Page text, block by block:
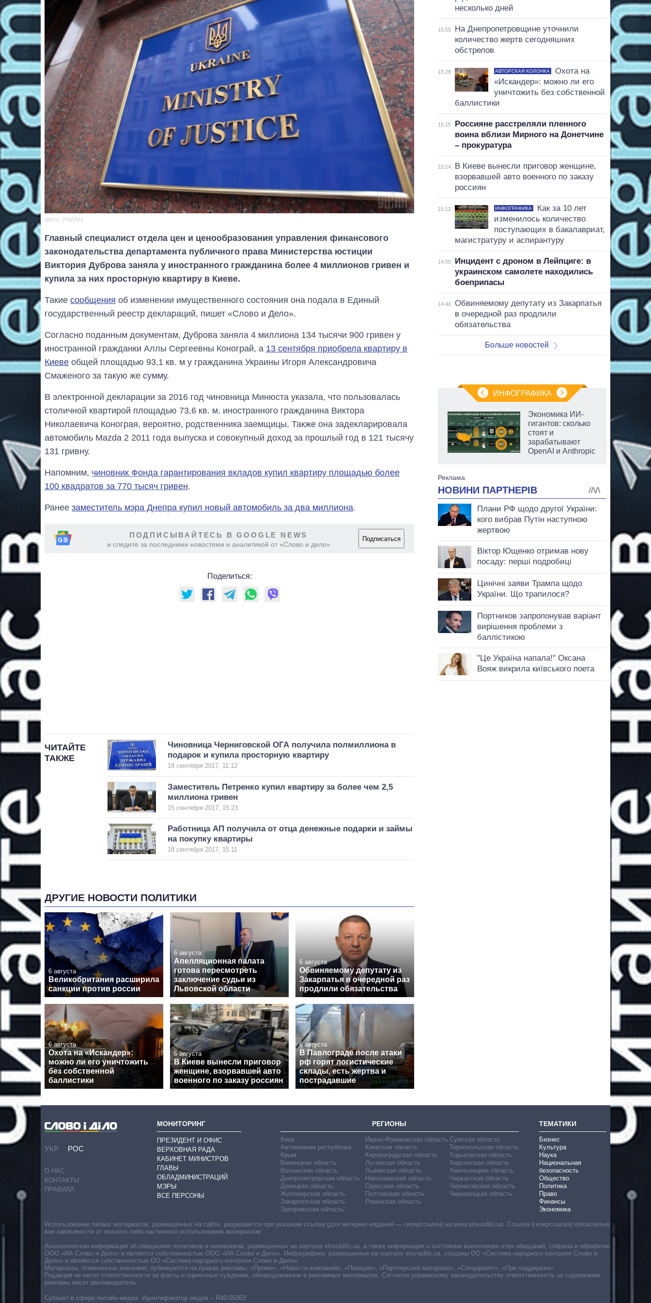
фото: УНИАН
Главный специалист отдела цен и ценообразования управления финансового
законодательства департамента публичного права Министерства юстиции
Виктория Дуброва заняла у иностранного гражданина более 4 миллионов гривен и
купила за них просторную квартиру в Киеве.
Такие сообщения об изменении имущественного состояния она подала в Единый
государственный реестр деклараций, пишет «Слово и Дело».
Согласно поданным документам, Дуброва заняла 4 миллиона 134 тысячи 900 гривен у
иностранной гражданки Аллы Сергеевны Конограй, а 13 сентября приобрела квартиру в
Киеве общей площадью 93,1 кв. м у гражданина Украины Игоря Александровича
Смаженого за такую же сумму.
В электронной декларации за 2016 год чиновница Минюста указала, что пользовалась
столичной квартирой площадью 73,6 кв. м. иностранного гражданина Виктора
Николаевича Конограя, вероятно, родственника заемщицы. Также она задекларировала
автомобиль Mazda 2 2011 года выпуска и совокупный доход за прошлый год в 121 тысячу
131 гривну.
Напомним, чиновник Фонда гарантирования вкладов купил квартиру площадью более
100 квадратов за 770 тысяч гривен.
Ранее заместитель мэра Днепра купил новый автомобиль за два миллиона.
ПОДПИСЫВАЙТЕСЬ В GOOGLE NEWS
и следите за последними новостями и аналитикой от «Слово и дело»
Подписаться
Поделиться:
ЧИТАЙТЕ
ТАКЖЕ
Чиновница Черниговской ОГА получила полмиллиона в
подарок и купила просторную квартиру
18 сентября 2017, 11:12
Заместитель Петренко купил квартиру за более чем 2,5
миллиона гривен
15 сентября 2017, 15:23
Работница АП получила от отца денежные подарки и займы
на покупку квартиры
18 сентября 2017, 15:11
ДРУГИЕ НОВОСТИ ПОЛИТИКИ
6 августа
Великобритания расширила
санкции против россии
6 августа
Апелляционная палата
готова пересмотреть
заключение судьи из
Львовской области
6 августа
Обвиняемому депутату из
Закарпатья в очередной раз
продлили обязательства
6 августа
Охота на «Искандер»:
можно ли его уничтожить
без собственной
баллистики
6 августа
В Киеве вынесли приговор
женщине, взорвавшей авто
военного по заказу россиян
6 августа
В Павлограде после атаки
рф горят логистические
склады, есть жертва и
пострадавшие
несколько дней
15:55
На Днепропетровщине уточнили
количество жертв сегодняшних
обстрелов
15:28 АВТОРСКАЯ КОЛОНКА
Охота на
«Искандер»: можно ли его
уничтожить без собственной
баллистики
15:15
Россияне расстреляли пленного
воина вблизи Мирного на Донетчине
– прокуратура
15:14
В Киеве вынесли приговор женщине,
взорвавшей авто военного по заказу
россиян
15:12 ИНФОГРАФИКА
Как за 10 лет
изменилось количество
поступающих в бакалавриат,
магистратуру и аспирантуру
14:50
Инцидент с дроном в Лейпциге: в
украинском самолете находились
боеприпасы
14:40
Обвиняемому депутату из Закарпатья
в очередной раз продлили
обязательства
Больше новостей
ИНФОГРАФИКА
Экспорт оружия:
сколько ракет,
танков продала
Экономика ИИ-
гигантов: сколько
стоят и
зарабатывают
OpenAI и Anthropic
УКР РОС
О НАС
КОНТАКТЫ
ПРАВИЛА
МОНИТОРИНГ
ПРЕЗИДЕНТ И ОФИС
ВЕРХОВНАЯ РАДА
КАБИНЕТ МИНИСТРОВ
ГЛАВЫ
ОБЛАДМИНИСТРАЦИЙ
МЭРЫ
ВСЕ ПЕРСОНЫ
РЕГИОНЫ
Киев
Автономная республика
Крым
Винницкая область
Волынская область
Днепропетровская область
Донецкая область
Житомирская область
Закарпатская область
Запорожская область
Ивано-Франковская область
Киевская область
Кировоградская область
Луганская область
Львовская область
Николаевская область
Одесская область
Полтавская область
Ровенская область
Сумская область
Тернопольская область
Харьковская область
Херсонская область
Хмельницкая область
Черкасская область
Черниговская область
Черновицкая область
ТЕМАТИКИ
Бизнес
Культура
Наука
Национальная
безопасность
Общество
Политика
Право
Финансы
Экономика
Субъект в сфере онлайн-медиа. Идентификатор медиа – R40-05063
Использование любых материалов, размещённых на сайте, разрешается при указании ссылки (для интернет-изданий — гиперссылки) на www.slovoidilo.ua. Ссылка (гиперссылка) обязательна
вне зависимости от полного либо частичного использования материалов.
Аналитическая информация об обещаниях политиков и чиновников, размещенных на портале slovoidilo.ua, а также информация о состоянии выполнения этих обещаний, собрана и обработана
ООО «ИА Слово и Дело» и является собственностью ООО «ИА Слово и Дело». Инфографики, размещенные на портале slovoidilo.ua, созданы ОО «Система народного контроля Слово и
Дело» и являются собственностью ОО «Система народного контроля Слово и Дело».
Материалы, отмеченные значками, публикуются на правах рекламы: «Промо», «Новости компаний», «Позиция», «Партнерский материал», «Спецпроект», «При поддержке».
Редакция не несет ответственности за факты и оценочные суждения, обнародованные в рекламных материалах. Согласно украинскому законодательству ответственность за содержание
рекламы несет рекламодатель.